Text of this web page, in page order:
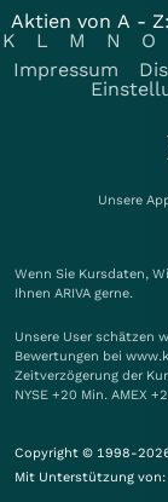
Aktien von A - Z:
K
L M N O
Impressum
Unsere
Wenn Sie Kursdaten,
Ihnen ARIVA gerne.
Unsere User schätzen
Bewertungen bei
Zeitverzögerung der
NYSE +20 Min. AMEX
Copyright © 1998-
Mit Unterstützung von: